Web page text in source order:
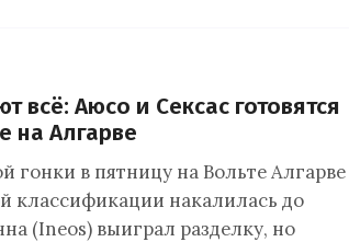
всё: Аюсо и Сексас готовятся
на Алгарве
гонки в пятницу на Вольте Алгарве
классификации накалилась до
(Ineos) выиграл разделку, но